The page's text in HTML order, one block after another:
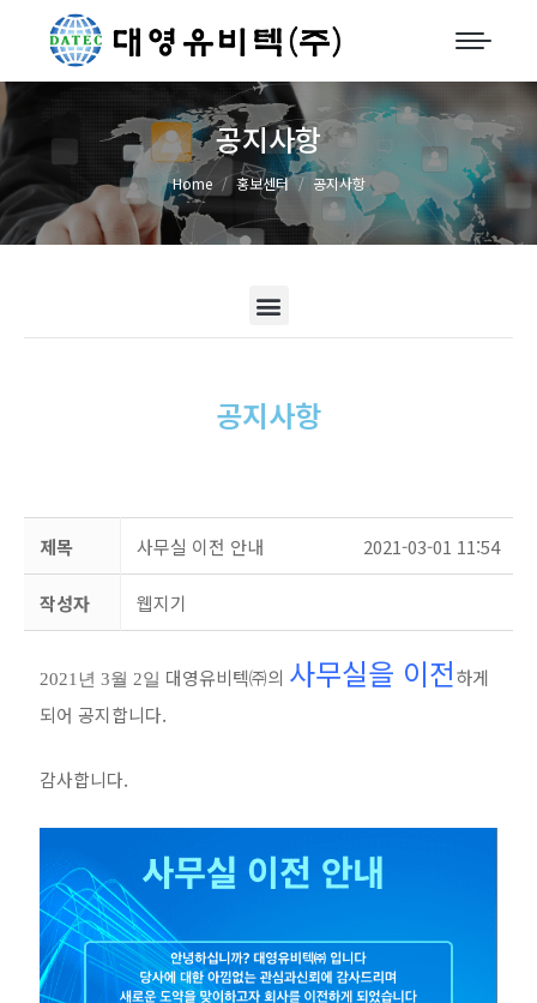
공지사항
You are here:
Home 홍보센터 공지사항
공지사항
제목 사무실 이전 안내 2021-03-01 11:54
작성자 웹지기
2021년 3월 2일 대영유비텍㈜의 사무실을 이전하게
되어 공지합니다.
감사합니다.